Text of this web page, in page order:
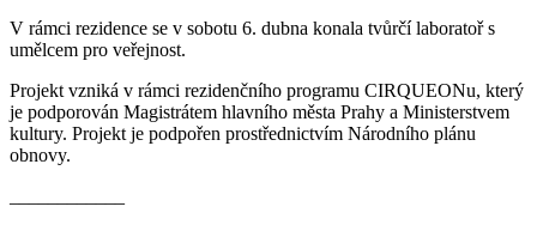
V rámci rezidence se v sobotu 6. dubna konala tvůrčí laboratoř s
umělcem pro veřejnost.
Projekt vzniká v rámci rezidenčního programu CIRQUEONu, který
je podporován Magistrátem hlavního města Prahy a Ministerstvem
kultury. Projekt je podpořen prostřednictvím Národního plánu
obnovy.